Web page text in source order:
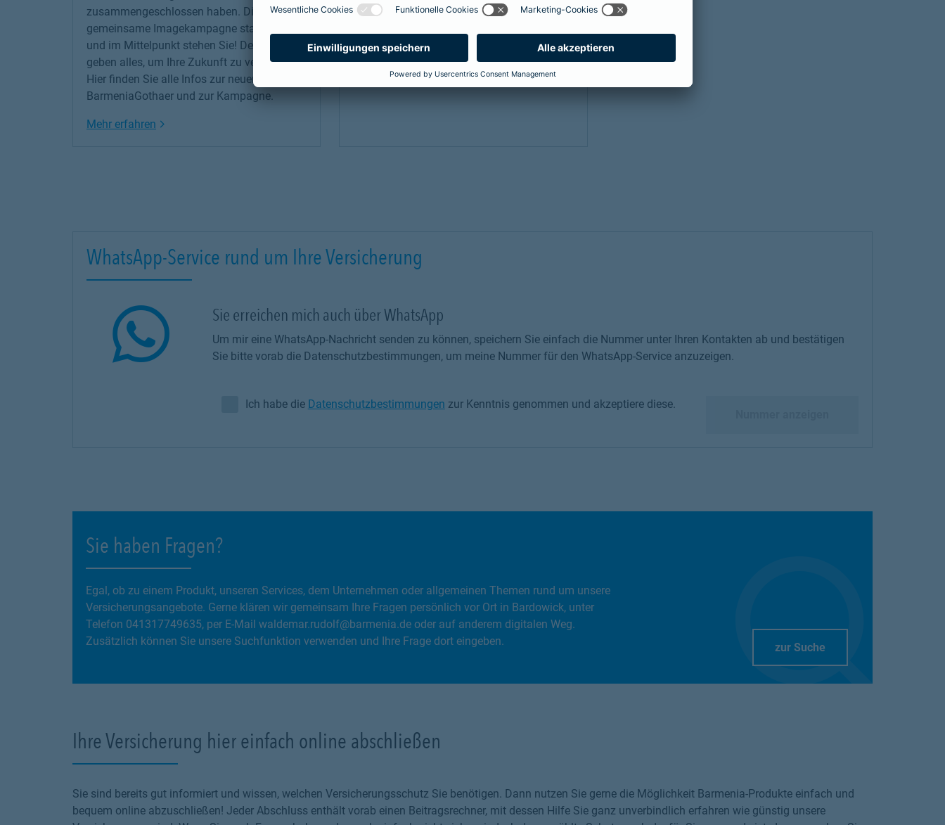
zusammengeschlossen haben. Die erste
gemeinsame Imagekampagne startet jetzt –
und im Mittelpunkt stehen Sie! Denn wir
geben alles, um Ihre Zukunft zu versichern!
Hier finden Sie alle Infos zur neuen
BarmeniaGothaer und zur Kampagne.
Mehr erfahren Link Opens in New Tab
WhatsApp-Service rund um Ihre Versicherung
Sie erreichen mich auch über WhatsApp
Um mir eine WhatsApp-Nachricht senden zu können, speichern Sie einfach die Nummer unter Ihren Kontakten ab und bestätigen
Sie bitte vorab die Datenschutzbestimmungen, um meine Nummer für den WhatsApp-Service anzuzeigen.
Ich habe die Datenschutzbestimmungen zur Kenntnis genommen und akzeptiere diese.
Ich habe die Datenschutzbestimmungen zur Kenntnis genommen und akzeptiere diese.
Sie haben Fragen?
Egal, ob zu einem Produkt, unseren Services, dem Unternehmen oder allgemeinen Themen rund um unsere
Versicherungsangebote. Gerne klären wir gemeinsam Ihre Fragen persönlich vor Ort in Bardowick, unter
Telefon 041317749635, per E-Mail waldemar.rudolf@barmenia.de oder auf anderem digitalen Weg.
Zusätzlich können Sie unsere Suchfunktion verwenden und Ihre Frage dort eingeben.
zur Suche
Ihre Versicherung hier einfach online abschließen
Sie sind bereits gut informiert und wissen, welchen Versicherungsschutz Sie benötigen. Dann nutzen Sie gerne die Möglichkeit Barmenia-Produkte einfach und
bequem online abzuschließen! Jeder Abschluss enthält vorab einen Beitragsrechner, mit dessen Hilfe Sie ganz unverbindlich erfahren wie günstig unsere